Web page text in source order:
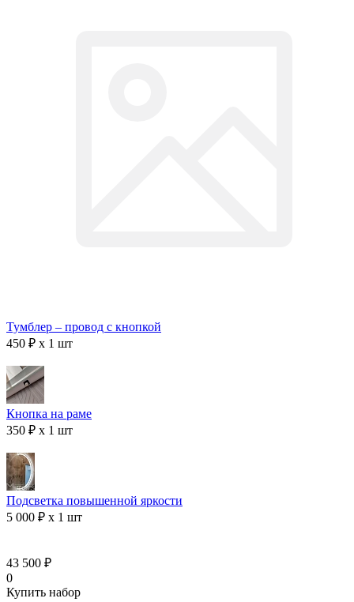
Тумблер – провод с кнопкой
450 ₽ x 1 шт
Кнопка на раме
350 ₽ x 1 шт
Подсветка повышенной яркости
5 000 ₽ x 1 шт
43 500 ₽
0
Купить набор